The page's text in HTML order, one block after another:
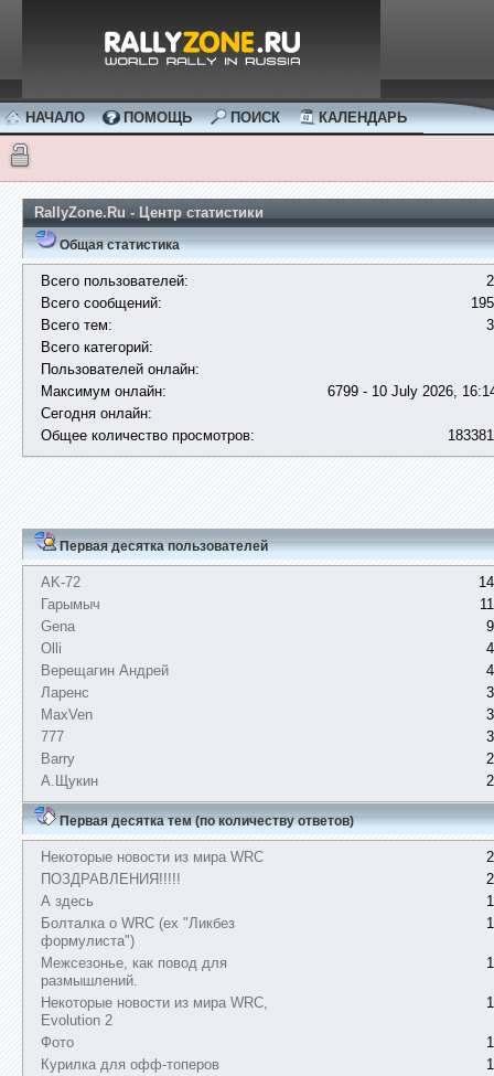
НАЧАЛО ПОМОЩЬ ПОИСК КАЛЕНДАРЬ
RallyZone.Ru - Центр статистики
Общая статистика
Всего пользователей:
Всего сообщений:
Всего тем:
Всего категорий:
Пользователей онлайн:
Максимум онлайн:
6799 - 10 July 2026,
Сегодня онлайн:
Общее количество просмотров:
Первая десятка пользователей
AK-72
Гарымыч
Gena
Olli
Верещагин Андрей
Ларенс
MaxVen
777
Barry
А.Щукин
Первая десятка тем (по количеству ответов)
Некоторые новости из мира WRC
ПОЗДРАВЛЕНИЯ!!!!!
А здесь
Болталка о WRC (ex "Ликбез
формулиста")
Межсезонье, как повод для
размышлений.
Некоторые новости из мира WRC,
Evolution 2
Фото
Курилка для офф-топеров